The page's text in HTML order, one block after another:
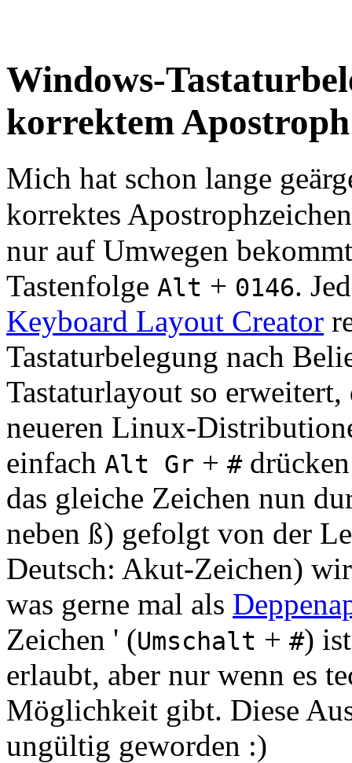
Windows-
korrektem Apostroph
Mich hat schon lange
korrektes
nur auf Umwegen
Tastenfolge Alt + 0146.
Keyboard Layout Creator
Tastaturbelegung nach
Tastaturlayout so
neueren Linux-
einfach Alt Gr + #drücken
das gleiche Zeichen nun
neben ß) gefolgt von der
Deutsch: Akut-Zeichen)
was gerne mal als
Zeichen ' (Umschalt + #)
erlaubt, aber nur wenn es
Möglichkeit gibt. Diese
ungültig geworden :)